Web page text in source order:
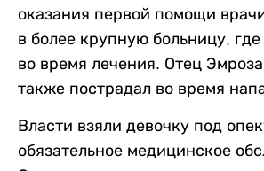
оказания первой помощи
в более крупную больницу,
во время лечения. Отец
также пострадал во время
Власти взяли девочку под
обязательное медицинское